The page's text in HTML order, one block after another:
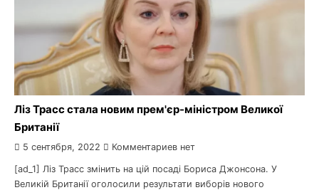
Ліз Трасс стала новим прем'єр-міністром Великої
Британії
5 сентября, 2022 Комментариев нет
[ad_1] Ліз Трасс змінить на цій посаді Бориса Джонсона. У
Великій Британії оголосили результати виборів нового